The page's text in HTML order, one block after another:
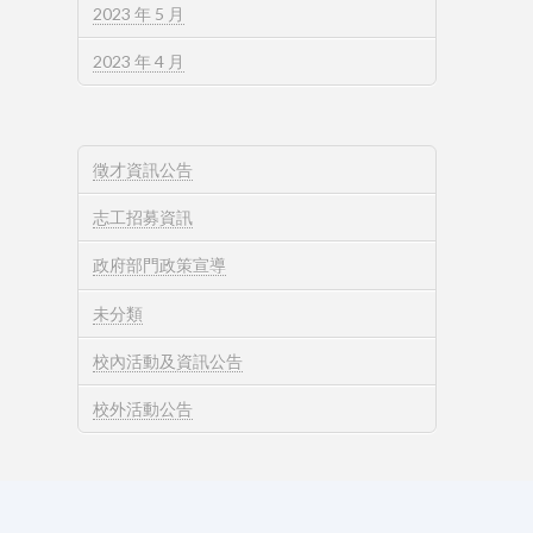
2023 年 5 月
2023 年 4 月
徵才資訊公告
志工招募資訊
政府部門政策宣導
未分類
校內活動及資訊公告
校外活動公告